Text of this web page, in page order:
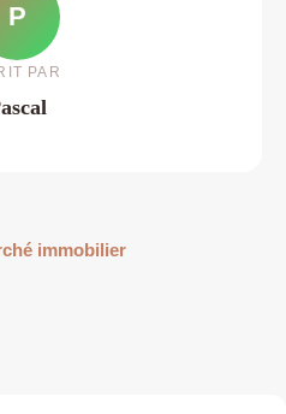
P
PAR
immobilier